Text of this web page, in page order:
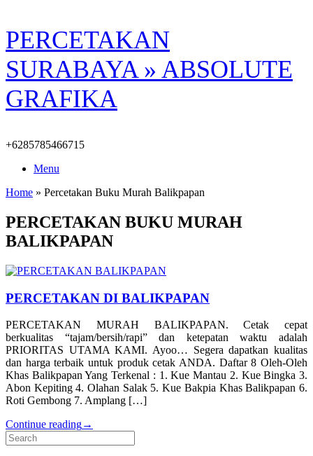
Skip
to
content
PERCETAKAN
SURABAYA » ABSOLUTE
GRAFIKA
+6285785466715
Menu
Home » Percetakan Buku Murah Balikpapan
PERCETAKAN BUKU MURAH
BALIKPAPAN
PERCETAKAN DI BALIKPAPAN
PERCETAKAN MURAH BALIKPAPAN. Cetak cepat
berkualitas “tajam/bersih/rapi” dan ketepatan waktu adalah
PRIORITAS UTAMA KAMI. Ayoo… Segera dapatkan kualitas
dan harga terbaik untuk produk cetak ANDA. Daftar 8 Oleh-Oleh
Khas Balikpapan Yang Terkenal : 1. Kue Mantau 2. Kue Bingka 3.
Abon Kepiting 4. Olahan Salak 5. Kue Bakpia Khas Balikpapan 6.
Roti Gembong 7. Amplang […]
Continue reading→
Search
for: